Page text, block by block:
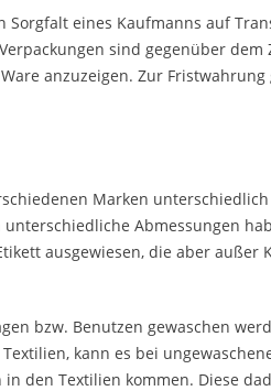
eines Kaufmanns auf
sind gegenüber
anzuzeigen. Zur
Marken
Abmessungen
ausgewiesen, die aber außer
bzw. Benutzen gewaschen
kann es bei
den Textilien kommen. Diese